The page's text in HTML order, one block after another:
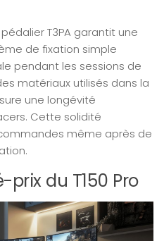
T3PA garantit une
de fixation simple
pendant les sessions de
matériaux utilisés dans la
une longévité
Cette solidité
même après de
du T150 Pro